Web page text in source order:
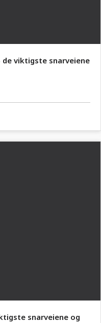
de viktigste snarveiene
snarveiene og